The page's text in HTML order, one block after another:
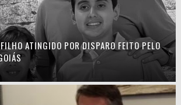
ATINGIDO POR DISPARO FEITO PELO